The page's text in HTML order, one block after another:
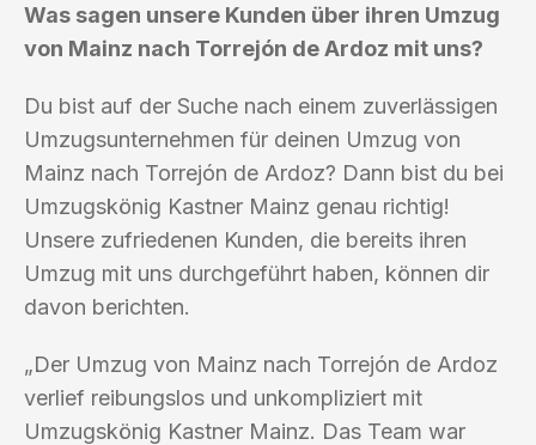
Was sagen unsere Kunden über ihren Umzug
von Mainz nach Torrejón de Ardoz mit uns?
Du bist auf der Suche nach einem zuverlässigen
Umzugsunternehmen für deinen Umzug von
Mainz nach Torrejón de Ardoz? Dann bist du bei
Umzugskönig Kastner Mainz genau richtig!
Unsere zufriedenen Kunden, die bereits ihren
Umzug mit uns durchgeführt haben, können dir
davon berichten.
„Der Umzug von Mainz nach Torrejón de Ardoz
verlief reibungslos und unkompliziert mit
Umzugskönig Kastner Mainz. Das Team war